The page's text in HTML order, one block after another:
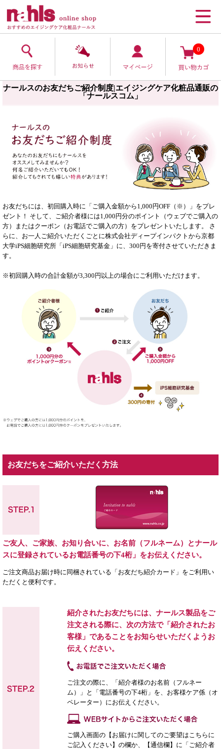
0
ナールスのお友だちご紹介制度|エイジングケア化粧品通販の
「ナールスコム」
お友だちには、初回購入時に「ご購入金額から1,000円OFF（※）」をプレ
ゼント！ そして、ご紹介者様には1,000円分のポイント（ウェブでご購入の
方）またはクーポン（お電話でご購入の方）をプレゼントいたします。 さ
らに、お一人ご紹介いただくごとに株式会社ディープインパクトから京都
大学iPS細胞研究所「iPS細胞研究基金」に、300円を寄付させていただきま
す。
※初回購入時の合計金額が3,300円以上の場合にご利用いただけます。
お友だちをご紹介いただく方法
ご友人、ご家族、お知り合いに、お名前（フルネーム）とナール
スに登録されているお電話番号の下4桁」をお伝えください。
ご注文商品お届け時に同梱されている「お友だち紹介カード」をご利用い
ただくと便利です。
紹介されたお友だちには、ナールス製品をご
注文される際に、次の方法で「紹介されたお
客様」であることをお知らせいただくようお
伝えください。
ご注文の際に、「紹介者様のお名前（フルネー
ム）」と「電話番号の下4桁」を、お客様ケア係（オ
ペレーター）にお伝えください。
ご購入画面の【お届けに関してのご要望はこちらに
ご記入ください】の欄か、【通信欄】に「ご紹介者